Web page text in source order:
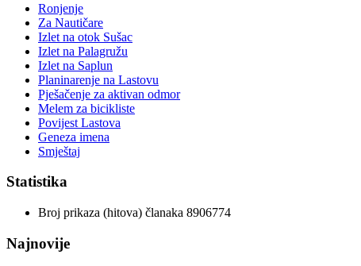
Ronjenje
Za Nautičare
Izlet na otok Sušac
Izlet na Palagružu
Izlet na Saplun
Planinarenje na Lastovu
Pješačenje za aktivan odmor
Melem za bicikliste
Povijest Lastova
Geneza imena
Smještaj
Statistika
Broj prikaza (hitova) članaka 8906774
Najnovije